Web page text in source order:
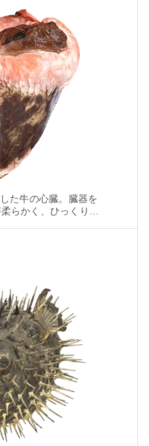
た牛の心臓。臓器を
らかく、ひっくり返